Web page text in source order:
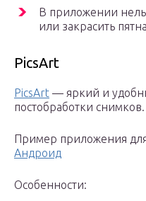
В приложении
или закрасить
PicsArt
PicsArt — яркий и
постобработки снимков.
Пример приложения
Андроид
Особенности: